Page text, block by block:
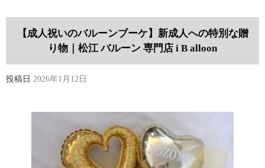
【成人祝いのバルーンブーケ】新成人への特別な贈
り物｜松江 バルーン 専門店 i B alloon
投稿日 2026年1月12日